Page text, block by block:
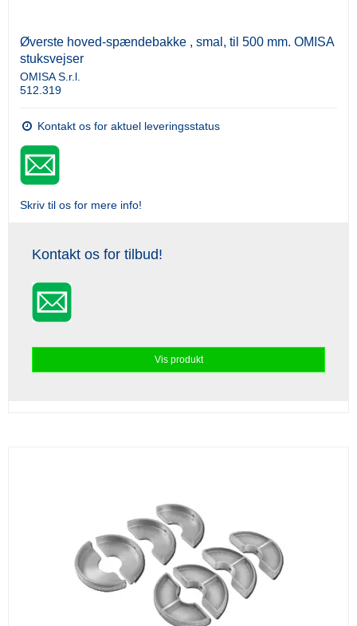
Øverste hoved-spændebakke , smal, til 500 mm. OMISA
stuksvejser
OMISA S.r.l.
512.319
Kontakt os for aktuel leveringsstatus
Skriv til os for mere info!
Kontakt os for tilbud!
Vis produkt